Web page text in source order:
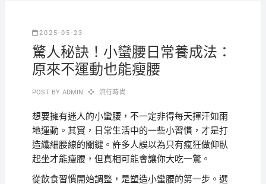
2025-05-23
驚人秘訣！小蠻腰日常養成法：
原來不運動也能瘦腰
POST BY ADMIN 流行時尚
想要擁有迷人的小蠻腰，不一定非得每天揮汗如雨
地運動。其實，日常生活中的一些小習慣，才是打
造纖細腰線的關鍵。許多人誤以為只有瘋狂做仰臥
起坐才能瘦腰，但真相可能會讓你大吃一驚。
從飲食習慣開始調整，是塑造小蠻腰的第一步。選